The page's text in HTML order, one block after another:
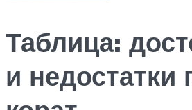
Таблица:
и